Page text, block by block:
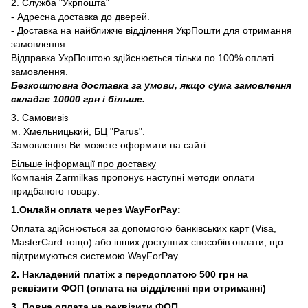
2. Служба "Укрпошта"
- Адресна доставка до дверей.
- Доставка на найближче відділення УкрПошти для отримання
замовлення.
Відправка УкрПоштою здійснюється тільки по 100% оплаті
замовлення.
Безкоштовна доставка за умови, якщо сума замовлення
складає 10000 грн і більше.
3. Самовивіз
м. Хмельницький, БЦ "Parus".
Замовлення Ви можете оформити на сайті.
Більше інформації про доставку
Компанія Zarmilkas пропонує наступні методи оплати
придбаного товару:
1.Онлайн оплата через WayForPay:
Оплата здійснюється за допомогою банківських карт (Visa,
MasterCard тощо) або інших доступних способів оплати, що
підтримуються системою WayForPay.
2. Накладений платіж з передоплатою 500 грн на
реквізити ФОП (оплата на відділенні при отриманні)